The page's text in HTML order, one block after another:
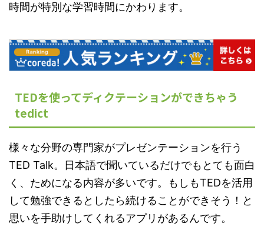
時間が特別な学習時間にかわります。
TEDを使ってディクテーションができちゃう
tedict
様々な分野の専門家がプレゼンテーションを行う
TED Talk。日本語で聞いているだけでもとても面白
く、ためになる内容が多いです。もしもTEDを活用
して勉強できるとしたら続けることができそう！と
思いを手助けしてくれるアプリがあるんです。